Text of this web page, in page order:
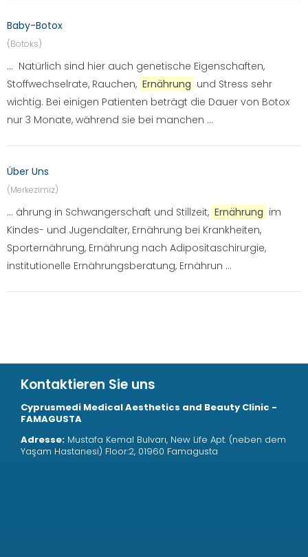
Baby-Botox
(Botoks)
... Natürlich sind hier auch genetische Eigenschaften,
Stoffwechselrate, Rauchen, Ernährung und Stress sehr
wichtig. Bei einigen Patienten beträgt die Dauer von Botox
nur 3 Monate, während sie bei manchen ...
Über Uns
(Merkezimiz)
... ährung in Schwangerschaft und Stillzeit, Ernährung im
Kindes- und Jugendalter, Ernährung bei Krankheiten,
Sporternährung, Ernährung nach Adipositaschirurgie,
institutionelle Ernährungsberatung, Ernährun ...
Kontaktieren Sie uns
Cyprusmedi Medical Aesthetics and Beauty Clinic -
FAMAGUSTA
Adresse: Mustafa Kemal Bulvarı, New Life Apt. (neben dem
Yaşam Hastanesi) Floor:2, 01960 Famagusta